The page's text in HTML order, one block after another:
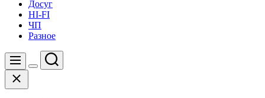
Досуг
HI-FI
ЧП
Разное
Меню
Цвет
Поиск
Закрыть